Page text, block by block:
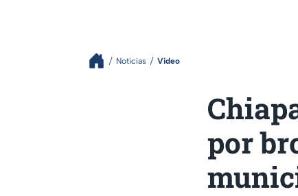
Noticias Video
por